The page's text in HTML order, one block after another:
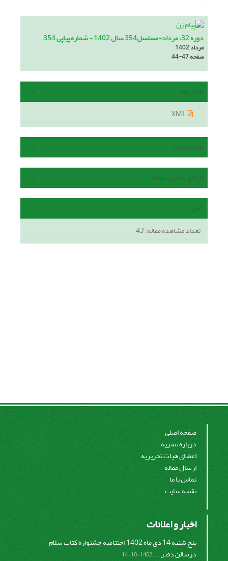
دوره 32، مرداد-مسلسل354 سال 1402 - شماره پیاپی 354
مرداد 1402
صفحه44-47
فایل ها
هم رسانی
ارجاع به این مقاله
آمار
تعداد مشاهده مقاله:43
صفحه اصلی
درباره نشریه
اعضای هیات تحریریه
ارسال مقاله
تماس با ما
نقشه سایت
اخبار و اعلانات
پنج شنبه 14 دی ماه 1402 اختتامیه جشنواره کتاب سلام
درسالن دفتر ...1402-10-14